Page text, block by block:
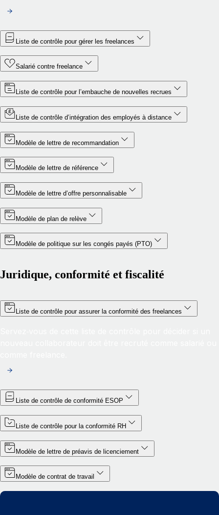
Liste de contrôle pour gérer les freelances
Salarié contre freelance
Liste de contrôle pour l’embauche de nouvelles recrues
Liste de contrôle d’intégration des employés à distance
Modèle de lettre de recommandation
Modèle de lettre de référence
Modèle de lettre d’offre personnalisable
Modèle de plan de relève
Modèle de politique sur les congés payés (PTO)
Juridique, conformité et fiscalité
Liste de contrôle pour assurer la conformité des freelances
Liste de contrôle de conformité ESOP
Liste de contrôle pour la conformité RH
Modèle de lettre de préavis de licenciement
Modèle de contrat de travail